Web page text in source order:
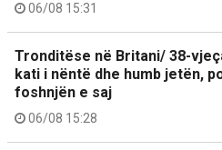
06/08 15:31
Tronditëse në Britani/ 38-
kati i nëntë dhe humb jetën,
foshnjën e saj
06/08 15:28